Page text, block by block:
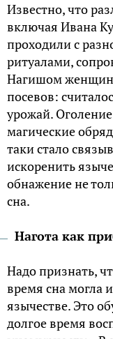
Известно, что
включая Ивана
проходили с
ритуалами,
Нагишом
посевов:
урожай.
магические
таки стало
искоренить
обнажение не
сна.
Нагота как
Надо признать,
время сна могла
язычестве. Это
долгое время